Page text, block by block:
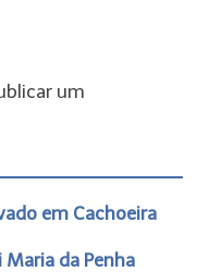
um
em Cachoeira
da Penha